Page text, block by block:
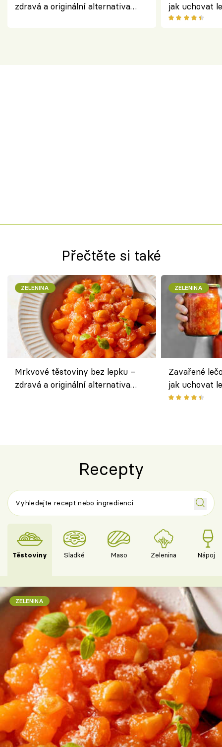
zdravá a originální alternativa
jak uchovat
Přečtěte si také
ZELENINA
Mrkvové těstoviny bez lepku –
zdravá a originální alternativa
ZELENINA
Zavařené
jak uchovat
Recepty
Těstoviny Sladké Maso Zelenina Nápoje
ZELENINA